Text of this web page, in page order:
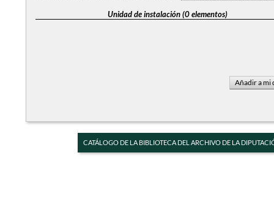
Unidad de instalación (0 elementos)
CATÁLOGO DE LA BIBLIOTECA DEL ARCHIVO DE LA